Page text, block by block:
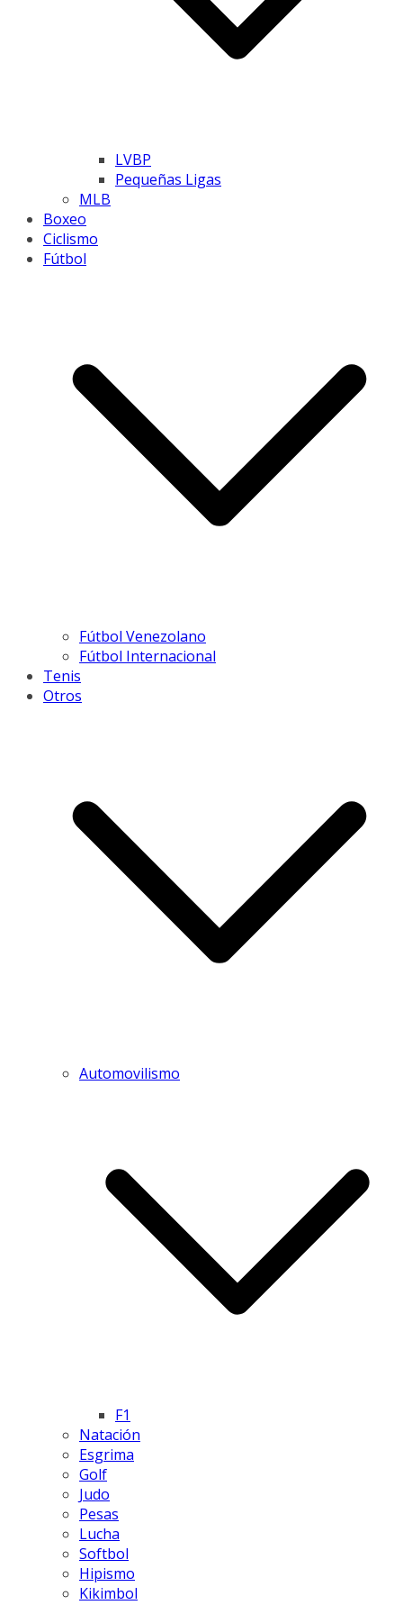
LVBP
Pequeñas Ligas
MLB
Boxeo
Ciclismo
Fútbol
Fútbol Venezolano
Fútbol Internacional
Tenis
Otros
Automovilismo
F1
Natación
Esgrima
Golf
Judo
Pesas
Lucha
Softbol
Hipismo
Kikimbol